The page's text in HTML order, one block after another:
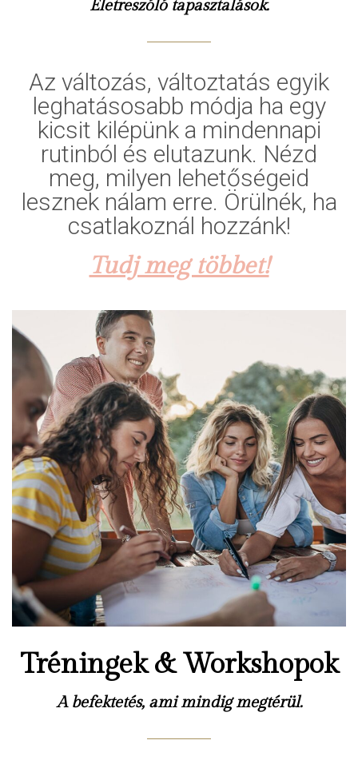
Életreszóló tapasztalások.
Az változás, változtatás egyik
leghatásosabb módja ha egy
kicsit kilépünk a mindennapi
rutinból és elutazunk. Nézd
meg, milyen lehetőségeid
lesznek nálam erre. Örülnék, ha
csatlakoznál hozzánk!
Tudj meg többet!
Tréningek & Workshopok
A befektetés, ami mindig megtérül.